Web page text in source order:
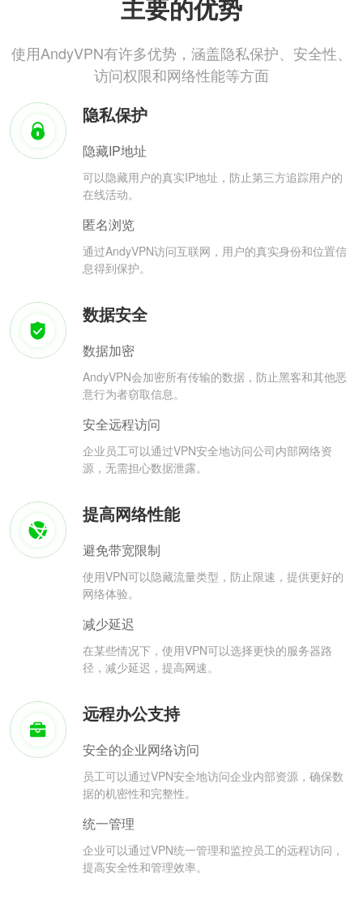
主要的优势
使用AndyVPN有许多优势，涵盖隐私保护、安全性、
访问权限和网络性能等方面
隐私保护
隐藏IP地址
可以隐藏用户的真实IP地址，防止第三方追踪用户的
在线活动。
匿名浏览
通过AndyVPN访问互联网，用户的真实身份和位置信
息得到保护。
数据安全
数据加密
AndyVPN会加密所有传输的数据，防止黑客和其他恶
意行为者窃取信息。
安全远程访问
企业员工可以通过VPN安全地访问公司内部网络资
源，无需担心数据泄露。
提高网络性能
避免带宽限制
使用VPN可以隐藏流量类型，防止限速，提供更好的
网络体验。
减少延迟
在某些情况下，使用VPN可以选择更快的服务器路
径，减少延迟，提高网速。
远程办公支持
安全的企业网络访问
员工可以通过VPN安全地访问企业内部资源，确保数
据的机密性和完整性。
统一管理
企业可以通过VPN统一管理和监控员工的远程访问，
提高安全性和管理效率。